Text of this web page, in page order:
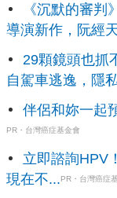
《沉默的審判
導演新作，阮經
29顆鏡頭也抓
自駕車逃逸，隱
伴侶和妳一起
PR・台灣癌症基金會
立即諮詢HPV
現在不...PR・台灣癌症